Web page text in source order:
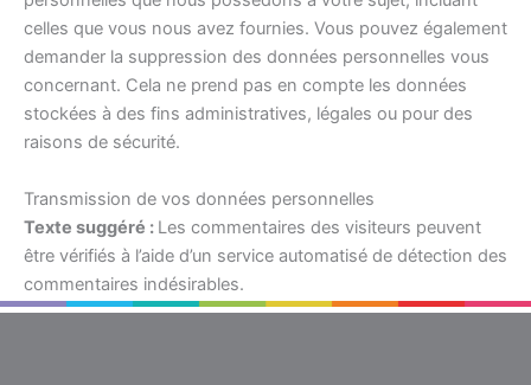
celles que vous nous avez fournies. Vous pouvez également
demander la suppression des données personnelles vous
concernant. Cela ne prend pas en compte les données
stockées à des fins administratives, légales ou pour des
raisons de sécurité.
Transmission de vos données personnelles
Texte suggéré : Les commentaires des visiteurs peuvent
être vérifiés à l’aide d’un service automatisé de détection des
commentaires indésirables.